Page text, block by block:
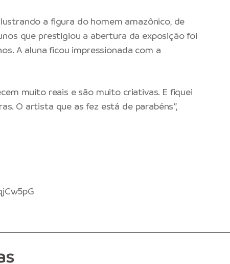
a figura do homem amazônico, de
que prestigiou a abertura da exposição foi
A aluna ficou impressionada com a
muito reais e são muito criativas. E fiquei
O artista que as fez está de parabéns”,